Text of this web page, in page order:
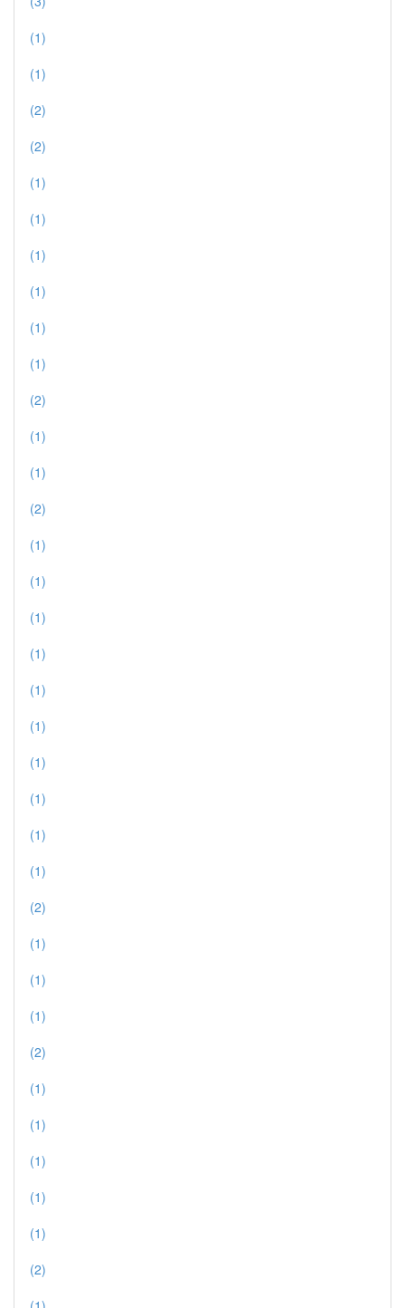
(1)
(1)
(2)
(2)
(1)
(1)
(1)
(1)
(1)
(1)
(2)
(1)
(1)
(2)
(1)
(1)
(1)
(1)
(1)
(1)
(1)
(1)
(1)
(1)
(2)
(1)
(1)
(1)
(2)
(1)
(1)
(1)
(1)
(1)
(2)